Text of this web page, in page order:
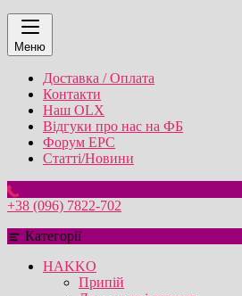
Меню
Доставка / Оплата
Контакти
Наш OLX
Відгуки про нас на ФБ
Форум EPC
Статті/Новини
+38 (096) 7822-702
Категорії
HAKKO
Припій